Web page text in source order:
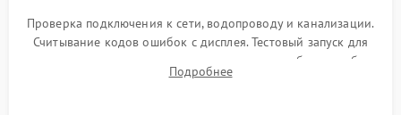
Проверка подключения к сети, водопроводу и канализации.
Считывание кодов ошибок с дисплея. Тестовый запуск для
выявления посторонних шумов, протечек или сбоев в работе
электронного модуля управления.
Подробнее